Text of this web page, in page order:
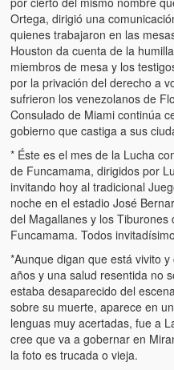
Ortega, dirigió una
quienes trabajaron en las
Houston da cuenta de la
miembros de mesa y los
por la privación del derecho a
sufrieron los venezolanos de
Consulado de Miami continúa
gobierno que castiga a sus
* Éste es el mes de la Lucha
de Funcamama, dirigidos por
invitando hoy al tradicional
noche en el estadio José
del Magallanes y los
Funcamama. Todos
*Aunque digan que está vivito
años y una salud resentida no
estaba desaparecido del
sobre su muerte, aparece en
lenguas muy acertadas, fue a
cree que va a gobernar en
la foto es trucada o vieja.